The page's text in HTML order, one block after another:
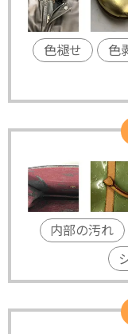
色褪せ 色
内部の汚れ